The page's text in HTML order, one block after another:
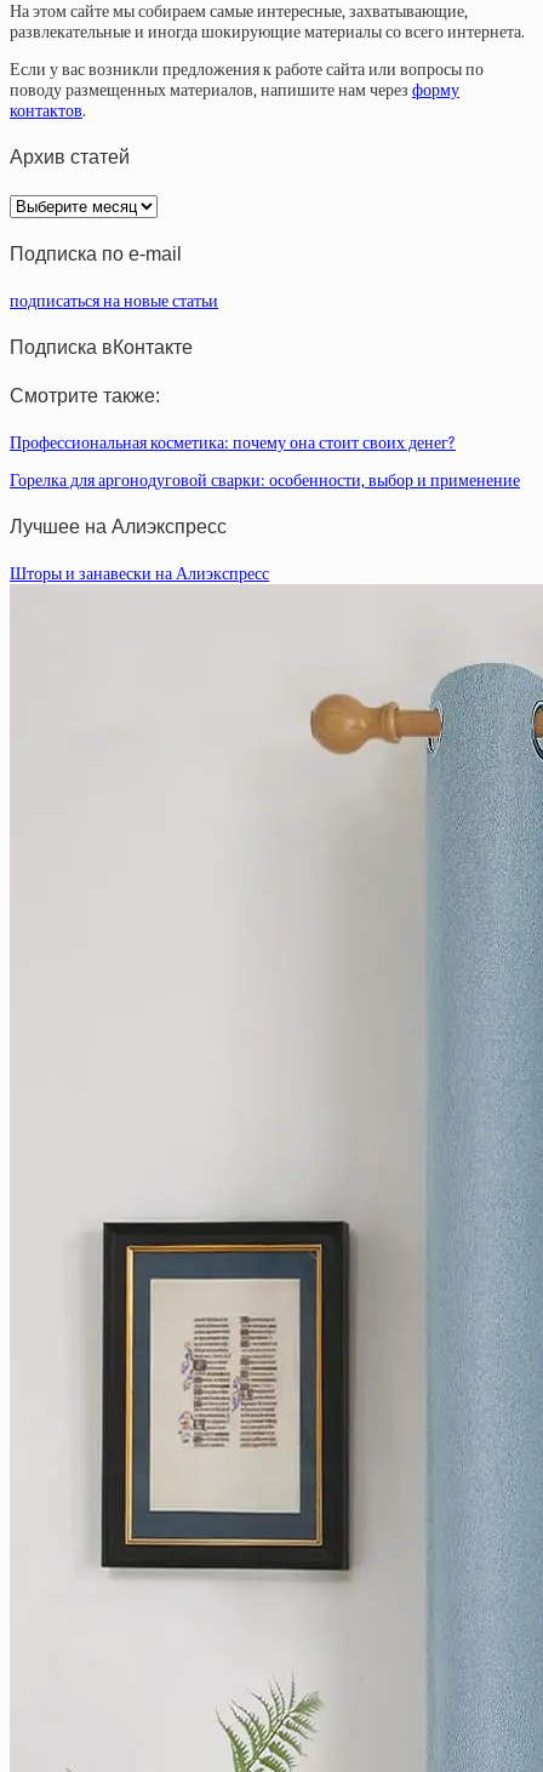
На этом сайте мы собираем самые интересные, захватывающие,
развлекательные и иногда шокирующие материалы со всего интернета.
Если у вас возникли предложения к работе сайта или вопросы по
поводу размещенных материалов, напишите нам через форму
контактов.
Архив статей
Архив
статей
Подписка по e-mail
подписаться на новые статьи
Подписка вКонтакте
Смотрите также:
Профессиональная косметика: почему она стоит своих денег?
Горелка для аргонодуговой сварки: особенности, выбор и применение
Лучшее на Алиэкспресс
Шторы и занавески на Алиэкспресс